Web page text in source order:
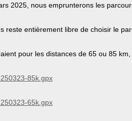
2025, nous emprunterons les
reste entièrement libre de choisir le
pour les distances de 65 ou 85
85k.gpx
65k.gpx